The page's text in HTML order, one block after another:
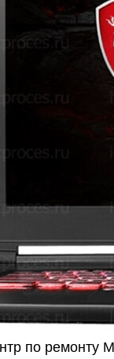
по ремонту